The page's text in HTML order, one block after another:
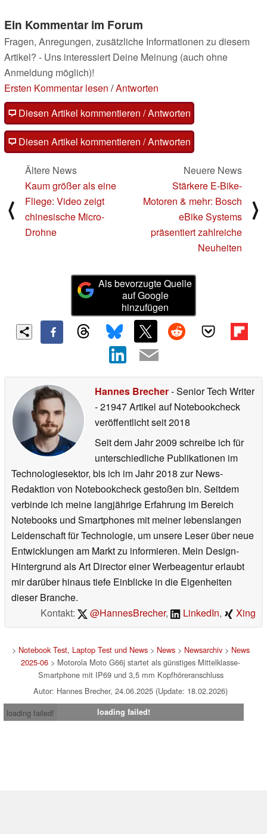
Ein Kommentar im Forum
Fragen, Anregungen, zusätzliche Informationen zu diesem
Artikel? - Uns interessiert Deine Meinung (auch ohne
Anmeldung möglich)!
Ersten Kommentar lesen /Antworten
Diesen Artikel kommentieren / Antworten
Diesen Artikel kommentieren / Antworten
⟨
Ältere News
Kaum größer als eine
Fliege: Video zeigt
chinesische Micro-
Drohne
Neuere News
Stärkere E-Bike-
Motoren & mehr: Bosch
eBike Systems
präsentiert zahlreiche
Neuheiten
⟩
Als bevorzugte Quelle
auf Google
hinzufügen
Hannes Brecher- Senior Tech Writer
- 21947 Artikel auf Notebookcheck
veröffentlichtseit 2018
Seit dem Jahr 2009 schreibe ich für
unterschiedliche Publikationen im
Technologiesektor, bis ich im Jahr 2018 zur News-
Redaktion von Notebookcheck gestoßen bin. Seitdem
verbinde ich meine langjährige Erfahrung im Bereich
Notebooks und Smartphones mit meiner lebenslangen
Leidenschaft für Technologie, um unsere Leser über neue
Entwicklungen am Markt zu informieren. Mein Design-
Hintergrund als Art Director einer Werbeagentur erlaubt
mir darüber hinaus tiefe Einblicke in die Eigenheiten
dieser Branche.
Kontakt:
@HannesBrecher, LinkedIn, Xing
> Notebook Test, Laptop Test und News> News> Newsarchiv> News
2025-06 > Motorola Moto G66j startet als günstiges Mittelklasse-
Smartphone mit IP69 und 3,5 mm Kopfhöreranschluss
Autor: Hannes Brecher, 24.06.2025 (Update: 18.02.2026)
loading failed!
loading failed!